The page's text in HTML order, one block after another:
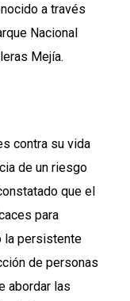
a través
Nacional
Mejía.
contra su vida
de un riesgo
que el
para
la persistente
de personas
abordar las